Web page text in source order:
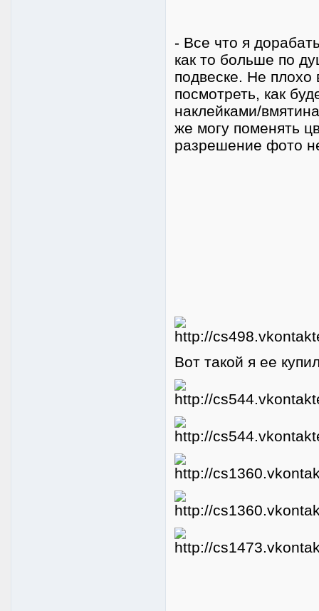
- Все что я
как то больше по
подвеске. Не
посмотреть, как
наклейками/
же могу поменять
разрешение фото
Вот такой я ее